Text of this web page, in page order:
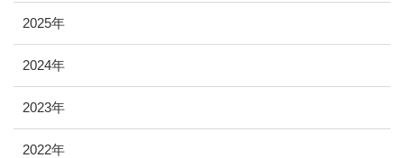
2025年
2024年
2023年
2022年